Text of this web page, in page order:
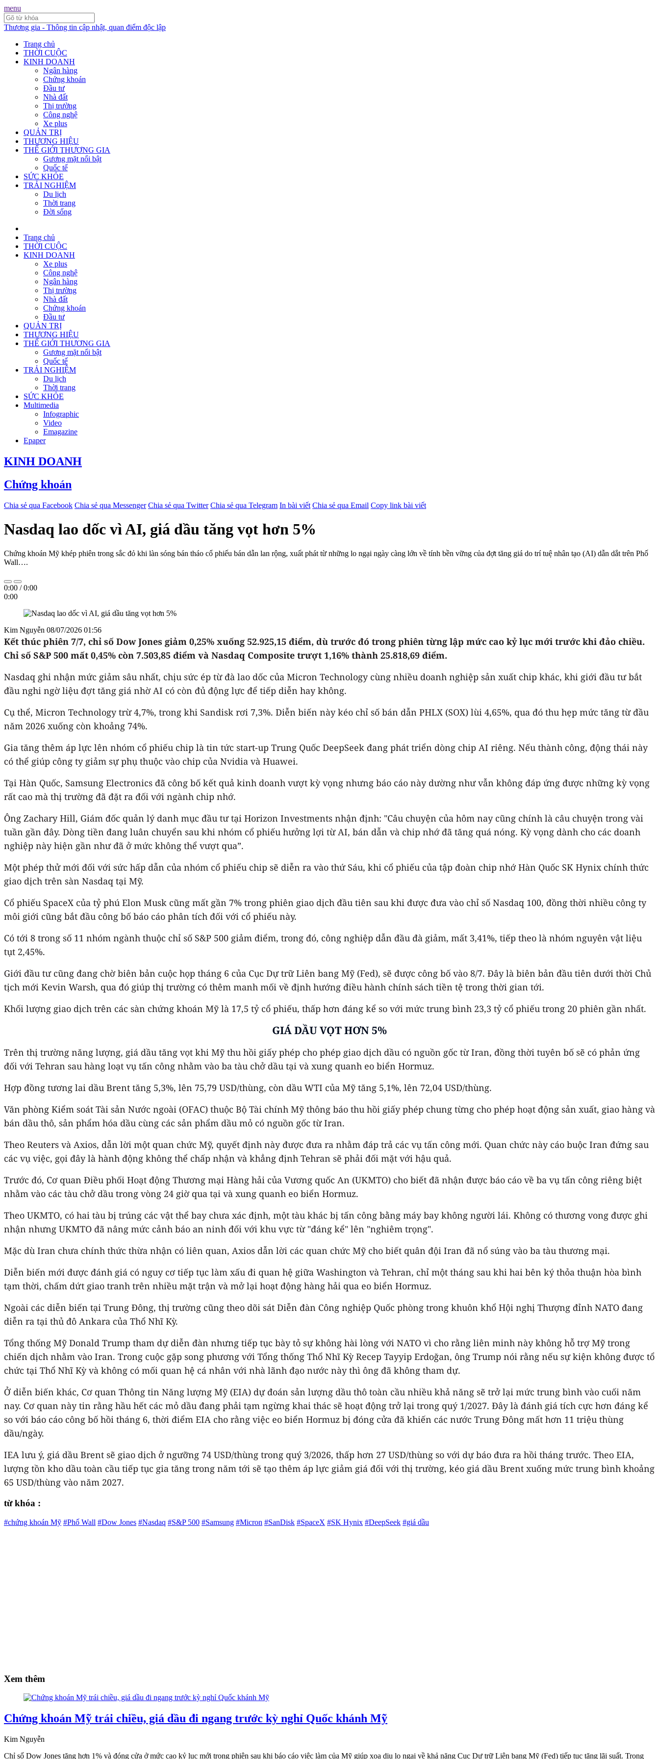
menu
Thương gia - Thông tin cập nhật, quan điểm độc lập
Trang chủ
THỜI CUỘC
KINH DOANH
Ngân hàng
Chứng khoán
Đầu tư
Nhà đất
Thị trường
Công nghệ
Xe plus
QUẢN TRỊ
THƯƠNG HIỆU
THẾ GIỚI THƯƠNG GIA
Gương mặt nổi bật
Quốc tế
SỨC KHỎE
TRẢI NGHIỆM
Du lịch
Thời trang
Đời sống
Trang chủ
THỜI CUỘC
KINH DOANH
Xe plus
Công nghệ
Ngân hàng
Thị trường
Nhà đất
Chứng khoán
Đầu tư
QUẢN TRỊ
THƯƠNG HIỆU
THẾ GIỚI THƯƠNG GIA
Gương mặt nổi bật
Quốc tế
TRẢI NGHIỆM
Du lịch
Thời trang
SỨC KHỎE
Multimedia
Infographic
Video
Emagazine
Epaper
KINH DOANH
Chứng khoán
Chia sẻ qua Facebook Chia sẻ qua Messenger Chia sẻ qua Twitter Chia sẻ qua Telegram In bài viết Chia sẻ qua Email Copy link bài viết
Nasdaq lao dốc vì AI, giá dầu tăng vọt hơn 5%
Chứng khoán Mỹ khép phiên trong sắc đỏ khi làn sóng bán tháo cổ phiếu bán dẫn lan rộng, xuất phát từ những lo ngại ngày càng lớn về tính bền vững của đợt tăng giá do trí tuệ nhân tạo (AI) dẫn dắt trên Phố
Wall….
0:00 /0:00
0:00
Kim Nguyễn 08/07/2026 01:56
Kết thúc phiên 7/7, chỉ số Dow Jones giảm 0,25% xuống 52.925,15 điểm, dù trước đó trong phiên từng lập mức cao kỷ lục mới trước khi đảo chiều.
Chỉ số S&P 500 mất 0,45% còn 7.503,85 điểm và Nasdaq Composite trượt 1,16% thành 25.818,69 điểm.
Nasdaq ghi nhận mức giảm sâu nhất, chịu sức ép từ đà lao dốc của Micron Technology cùng nhiều doanh nghiệp sản xuất chip khác, khi giới đầu tư bắt
đầu nghi ngờ liệu đợt tăng giá nhờ AI có còn đủ động lực để tiếp diễn hay không.
Cụ thể, Micron Technology trừ 4,7%, trong khi Sandisk rơi 7,3%. Diễn biến này kéo chỉ số bán dẫn PHLX (SOX) lùi 4,65%, qua đó thu hẹp mức tăng từ đầu
năm 2026 xuống còn khoảng 74%.
Gia tăng thêm áp lực lên nhóm cổ phiếu chip là tin tức start-up Trung Quốc DeepSeek đang phát triển dòng chip AI riêng. Nếu thành công, động thái này
có thể giúp công ty giảm sự phụ thuộc vào chip của Nvidia và Huawei.
Tại Hàn Quốc, Samsung Electronics đã công bố kết quả kinh doanh vượt kỳ vọng nhưng báo cáo này dường như vẫn không đáp ứng được những kỳ vọng
rất cao mà thị trường đã đặt ra đối với ngành chip nhớ.
Ông Zachary Hill, Giám đốc quản lý danh mục đầu tư tại Horizon Investments nhận định: "Câu chuyện của hôm nay cũng chính là câu chuyện trong vài
tuần gần đây. Dòng tiền đang luân chuyển sau khi nhóm cổ phiếu hưởng lợi từ AI, bán dẫn và chip nhớ đã tăng quá nóng. Kỳ vọng dành cho các doanh
nghiệp này hiện gần như đã ở mức không thể vượt qua”.
Một phép thử mới đối với sức hấp dẫn của nhóm cổ phiếu chip sẽ diễn ra vào thứ Sáu, khi cổ phiếu của tập đoàn chip nhớ Hàn Quốc SK Hynix chính thức
giao dịch trên sàn Nasdaq tại Mỹ.
Cổ phiếu SpaceX của tỷ phú Elon Musk cũng mất gần 7% trong phiên giao dịch đầu tiên sau khi được đưa vào chỉ số Nasdaq 100, đồng thời nhiều công ty
môi giới cũng bắt đầu công bố báo cáo phân tích đối với cổ phiếu này.
Có tới 8 trong số 11 nhóm ngành thuộc chỉ số S&P 500 giảm điểm, trong đó, công nghiệp dẫn đầu đà giảm, mất 3,41%, tiếp theo là nhóm nguyên vật liệu
tụt 2,45%.
Giới đầu tư cũng đang chờ biên bản cuộc họp tháng 6 của Cục Dự trữ Liên bang Mỹ (Fed), sẽ được công bố vào 8/7. Đây là biên bản đầu tiên dưới thời Chủ
tịch mới Kevin Warsh, qua đó giúp thị trường có thêm manh mối về định hướng điều hành chính sách tiền tệ trong thời gian tới.
Khối lượng giao dịch trên các sàn chứng khoán Mỹ là 17,5 tỷ cổ phiếu, thấp hơn đáng kể so với mức trung bình 23,3 tỷ cổ phiếu trong 20 phiên gần nhất.
GIÁ DẦU VỌT HƠN 5%
Trên thị trường năng lượng, giá dầu tăng vọt khi Mỹ thu hồi giấy phép cho phép giao dịch dầu có nguồn gốc từ Iran, đồng thời tuyên bố sẽ có phản ứng
đối với Tehran sau hàng loạt vụ tấn công nhằm vào ba tàu chở dầu tại và xung quanh eo biển Hormuz.
Hợp đồng tương lai dầu Brent tăng 5,3%, lên 75,79 USD/thùng, còn dầu WTI của Mỹ tăng 5,1%, lên 72,04 USD/thùng.
Văn phòng Kiểm soát Tài sản Nước ngoài (OFAC) thuộc Bộ Tài chính Mỹ thông báo thu hồi giấy phép chung từng cho phép hoạt động sản xuất, giao hàng và
bán dầu thô, sản phẩm hóa dầu cùng các sản phẩm dầu mỏ có nguồn gốc từ Iran.
Theo Reuters và Axios, dẫn lời một quan chức Mỹ, quyết định này được đưa ra nhằm đáp trả các vụ tấn công mới. Quan chức này cáo buộc Iran đứng sau
các vụ việc, gọi đây là hành động không thể chấp nhận và khẳng định Tehran sẽ phải đối mặt với hậu quả.
Trước đó, Cơ quan Điều phối Hoạt động Thương mại Hàng hải của Vương quốc An (UKMTO) cho biết đã nhận được báo cáo về ba vụ tấn công riêng biệt
nhằm vào các tàu chở dầu trong vòng 24 giờ qua tại và xung quanh eo biển Hormuz.
Theo UKMTO, có hai tàu bị trúng các vật thể bay chưa xác định, một tàu khác bị tấn công bằng máy bay không người lái. Không có thương vong được ghi
nhận nhưng UKMTO đã nâng mức cảnh báo an ninh đối với khu vực từ "đáng kể" lên "nghiêm trọng".
Mặc dù Iran chưa chính thức thừa nhận có liên quan, Axios dẫn lời các quan chức Mỹ cho biết quân đội Iran đã nổ súng vào ba tàu thương mại.
Diễn biến mới được đánh giá có nguy cơ tiếp tục làm xấu đi quan hệ giữa Washington và Tehran, chỉ một tháng sau khi hai bên ký thỏa thuận hòa bình
tạm thời, chấm dứt giao tranh trên nhiều mặt trận và mở lại hoạt động hàng hải qua eo biển Hormuz.
Ngoài các diễn biến tại Trung Đông, thị trường cũng theo dõi sát Diễn đàn Công nghiệp Quốc phòng trong khuôn khổ Hội nghị Thượng đỉnh NATO đang
diễn ra tại thủ đô Ankara của Thổ Nhĩ Kỳ.
Tổng thống Mỹ Donald Trump tham dự diễn đàn nhưng tiếp tục bày tỏ sự không hài lòng với NATO vì cho rằng liên minh này không hỗ trợ Mỹ trong
chiến dịch nhằm vào Iran. Trong cuộc gặp song phương với Tổng thống Thổ Nhĩ Kỳ Recep Tayyip Erdoğan, ông Trump nói rằng nếu sự kiện không được tổ
chức tại Thổ Nhĩ Kỳ và không có mối quan hệ cá nhân với nhà lãnh đạo nước này thì ông đã không tham dự.
Ở diễn biến khác, Cơ quan Thông tin Năng lượng Mỹ (EIA) dự đoán sản lượng dầu thô toàn cầu nhiều khả năng sẽ trở lại mức trung bình vào cuối năm
nay. Cơ quan này tin rằng hầu hết các mỏ dầu đang phải tạm ngừng khai thác sẽ hoạt động trở lại trong quý 1/2027. Đây là đánh giá tích cực hơn đáng kể
so với báo cáo công bố hồi tháng 6, thời điểm EIA cho rằng việc eo biển Hormuz bị đóng cửa đã khiến các nước Trung Đông mất hơn 11 triệu thùng
dầu/ngày.
IEA lưu ý, giá dầu Brent sẽ giao dịch ở ngưỡng 74 USD/thùng trong quý 3/2026, thấp hơn 27 USD/thùng so với dự báo đưa ra hồi tháng trước. Theo EIA,
lượng tồn kho dầu toàn cầu tiếp tục gia tăng trong năm tới sẽ tạo thêm áp lực giảm giá đối với thị trường, kéo giá dầu Brent xuống mức trung bình khoảng
65 USD/thùng vào năm 2027.
từ khóa :
#chứng khoán Mỹ #Phố Wall #Dow Jones #Nasdaq #S&P 500 #Samsung #Micron #SanDisk #SpaceX #SK Hynix #DeepSeek #giá dầu
Xem thêm
Chứng khoán Mỹ trái chiều, giá dầu đi ngang trước kỳ nghỉ Quốc khánh Mỹ
Kim Nguyễn
Chỉ số Dow Jones tăng hơn 1% và đóng cửa ở mức cao kỷ lục mới trong phiên sau khi báo cáo việc làm của Mỹ giúp xoa dịu lo ngại về khả năng Cục Dự trữ Liên bang Mỹ (Fed) tiếp tục tăng lãi suất. Trong